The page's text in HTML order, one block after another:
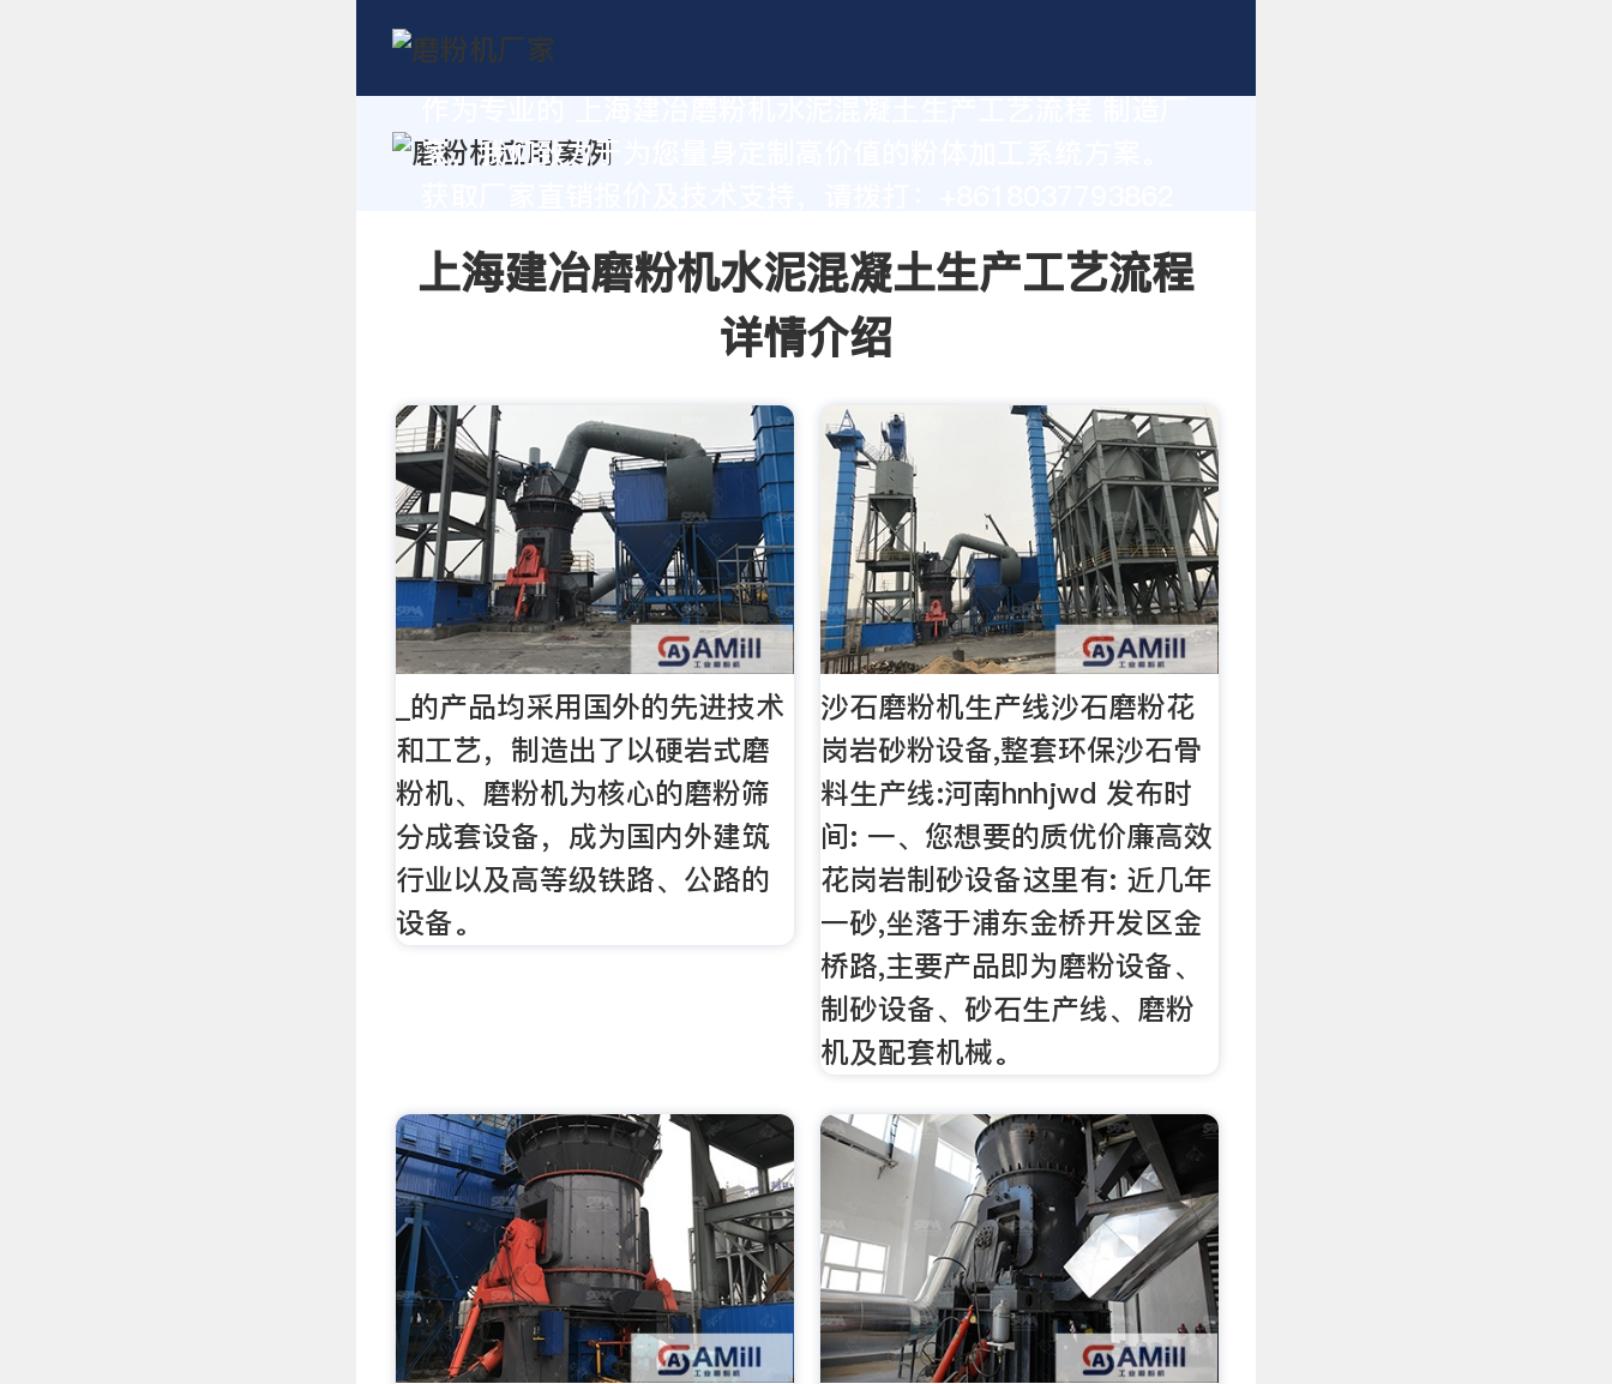
家，我们致力于为您量身定制高价值的粉体加工系统方案。
上海建冶磨粉机水泥混凝土生产工艺流程
详情介绍
_的产品均采用国外的先进技术
和工艺，制造出了以硬岩式磨
粉机、磨粉机为核心的磨粉筛
分成套设备，成为国内外建筑
行业以及高等级铁路、公路的
设备。
沙石磨粉机生产线沙石磨粉花
岗岩砂粉设备,整套环保沙石骨
料生产线:河南hnhjwd 发布时
间: 一、您想要的质优价廉高效
花岗岩制砂设备这里有: 近几年
一砂,坐落于浦东金桥开发区金
桥路,主要产品即为磨粉设备、
制砂设备、砂石生产线、磨粉
机及配套机械。